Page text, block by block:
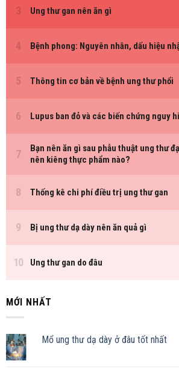
MỚI NHẤT
Mổ ung thư dạ dày ở đâu tốt nhất